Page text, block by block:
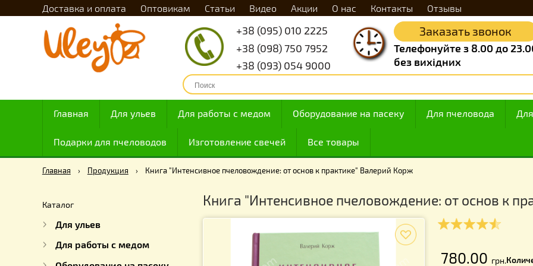
Доставка и оплата Оптовикам Статьи Видео Акции О нас Контакты
+38 (095) 010 2225
+38 (098) 750 7952
+38 (093) 054 9000
Заказать
Телефонуйте з
без вихідних
Для ульев Для работы с медом Оборудование на пасеку Для
Подарки для пчеловодов Изготовление свечей Все товары
Каталог
Для ульев
Книга "Интенсивное пчеловождение: от
f